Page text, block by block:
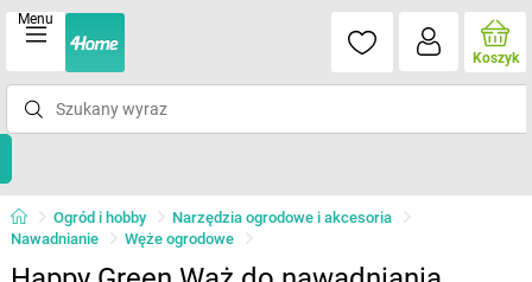
Menu
Koszyk
Ogród i hobby
Narzędzia ogrodowe i akcesoria
Nawadnianie
Węże ogrodowe